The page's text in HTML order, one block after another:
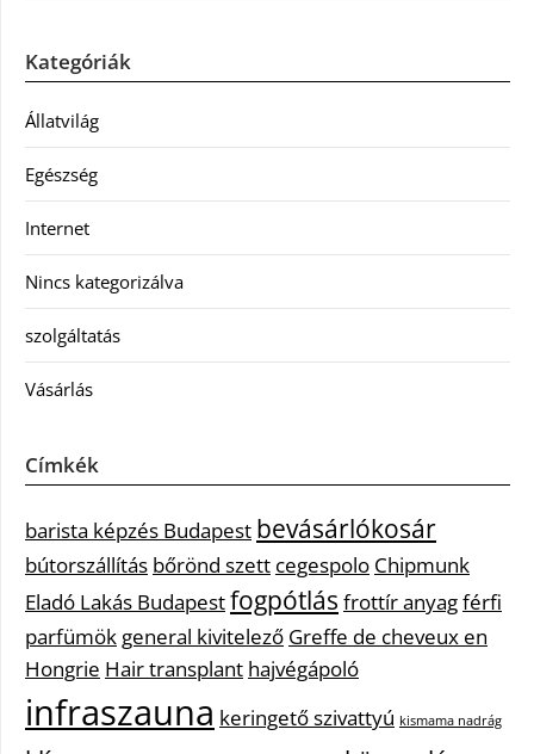
Kategóriák
Állatvilág
Egészség
Internet
Nincs kategorizálva
szolgáltatás
Vásárlás
Címkék
barista képzés Budapest bevásárlókosár
bútorszállítás bőrönd szett cegespolo Chipmunk
Eladó Lakás Budapestfogpótlás frottír anyagférfi
parfümök general kivitelező Greffe de cheveux en
Hongrie Hair transplant hajvégápoló
infraszauna keringető szivattyú kismama nadrág